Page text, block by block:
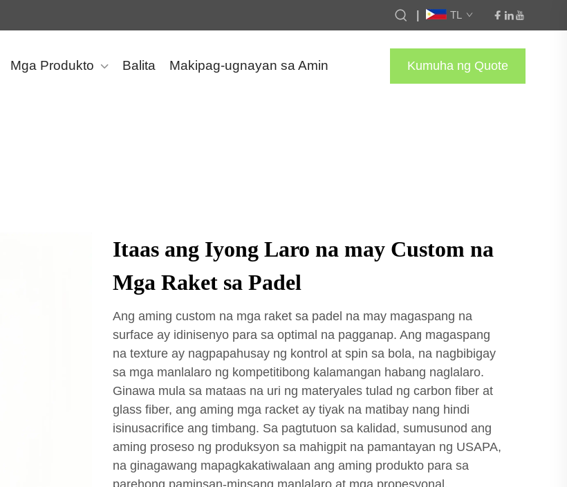
TL
Mga Produkto Balita Makipag-ugnayan sa Amin Kumuha ng Quote
Itaas ang Iyong Laro na may Custom na
Mga Raket sa Padel
Ang aming custom na mga raket sa padel na may magaspang na
surface ay idinisenyo para sa optimal na pagganap. Ang magaspang
na texture ay nagpapahusay ng kontrol at spin sa bola, na nagbibigay
sa mga manlalaro ng kompetitibong kalamangan habang naglalaro.
Ginawa mula sa mataas na uri ng materyales tulad ng carbon fiber at
glass fiber, ang aming mga racket ay tiyak na matibay nang hindi
isinusacrifice ang timbang. Sa pagtutuon sa kalidad, sumusunod ang
aming proseso ng produksyon sa mahigpit na pamantayan ng USAPA,
na ginagawang mapagkakatiwalaan ang aming produkto para sa
parehong paminsan-minsang manlalaro at mga propesyonal.